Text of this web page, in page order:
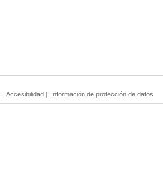
| Accesibilidad | Información de protección de datos